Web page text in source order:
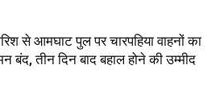
से आमघाट पुल पर चारपहिया वाहनों का
बंद, तीन दिन बाद बहाल होने की उम्मीद